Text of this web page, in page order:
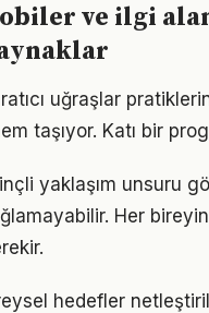
ve ilgi
uğraşlar
taşıyor. Katı bir
yaklaşım unsuru
Her
hedefler